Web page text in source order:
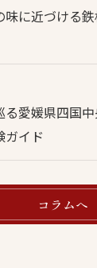
味に近づける
る愛媛県四国
ガイド
コラムへ